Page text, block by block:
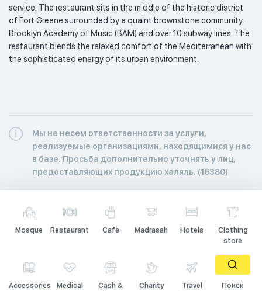
service. The restaurant sits in the middle of the historic district
of Fort Greene surrounded by a quaint brownstone community,
Brooklyn Academy of Music (BAM) and over 10 subway lines. The
restaurant blends the relaxed comfort of the Mediterranean with
the sophisticated energy of its urban environment.
Мы не несем ответственности за услуги,
реализуемые организациями, находящимися у нас
в базе. Просьба дополнительно уточнять у лиц,
предоставляющих продукцию халяль. (16380)
Mosque Restaurant Cafe Madrasah Hotels
Clothing
store
Accessories Medical
Cash &
Charity
Travel
Поиск